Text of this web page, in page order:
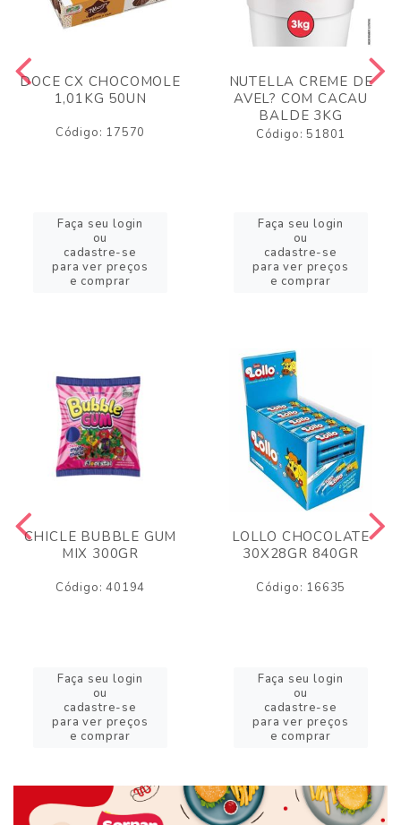
DOCE CX CHOCOMOLE
1,01KG 50UN
Código: 17570
Faça seu login
ou
cadastre-se
para ver preços
e comprar
NUTELLA CREME DE
AVEL? COM CACAU
BALDE 3KG
Código: 51801
Faça seu login
ou
cadastre-se
para ver preços
e comprar
CHICLE BUBBLE GUM
MIX 300GR
Código: 40194
Faça seu login
ou
cadastre-se
para ver preços
e comprar
LOLLO CHOCOLATE
30X28GR 840GR
Código: 16635
Faça seu login
ou
cadastre-se
para ver preços
e comprar